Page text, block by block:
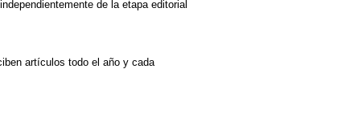
de la etapa editorial
artículos todo el año y cada